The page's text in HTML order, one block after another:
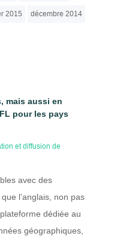
2015 décembre 2014
mais aussi en
pour les pays
et diffusion de
avec des
l’anglais, non pas
dédiée au
géographiques,